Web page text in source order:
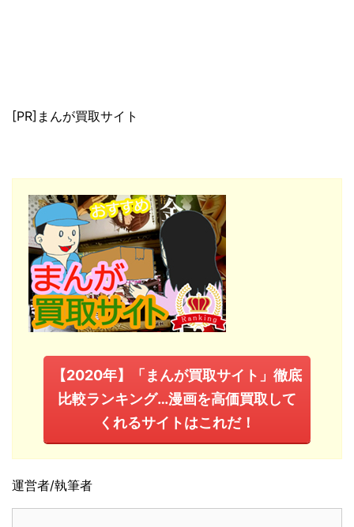
[PR]まんが買取サイト
【2020年】「まんが買取サイト」徹底
比較ランキング…漫画を高価買取して
くれるサイトはこれだ！
運営者/執筆者